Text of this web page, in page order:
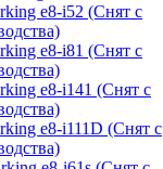
e8-i52 (Снят с
e8-i81 (Снят с
e8-i141 (Снят с
e8-i111D (Снят с